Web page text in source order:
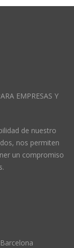
EMPRESAS Y
de nuestro
nos permiten
un compromiso